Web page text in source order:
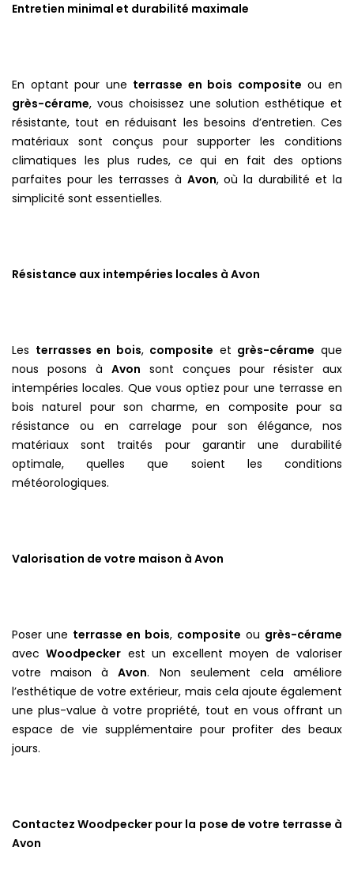
Entretien minimal et durabilité maximale
En optant pour une terrasse en bois composite ou en
grès-cérame, vous choisissez une solution esthétique et
résistante, tout en réduisant les besoins d’entretien. Ces
matériaux sont conçus pour supporter les conditions
climatiques les plus rudes, ce qui en fait des options
parfaites pour les terrasses à Avon, où la durabilité et la
simplicité sont essentielles.
Résistance aux intempéries locales à Avon
Les terrasses en bois, composite et grès-cérame que
nous posons à Avon sont conçues pour résister aux
intempéries locales. Que vous optiez pour une terrasse en
bois naturel pour son charme, en composite pour sa
résistance ou en carrelage pour son élégance, nos
matériaux sont traités pour garantir une durabilité
optimale, quelles que soient les conditions
météorologiques.
Valorisation de votre maison à Avon
Poser une terrasse en bois, composite ou grès-cérame
avecWoodpecker est un excellent moyen de valoriser
votre maison àAvon. Non seulement cela améliore
l’esthétique de votre extérieur, mais cela ajoute également
une plus-value à votre propriété, tout en vous offrant un
espace de vie supplémentaire pour profiter des beaux
jours.
Contactez Woodpecker pour la pose de votre terrasse à
Avon